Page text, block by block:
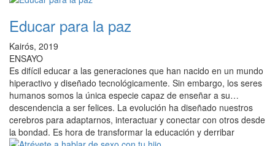
Educar para la paz
Kairós, 2019
ENSAYO
Es difícil educar a las generaciones que han nacido en un mundo
hiperactivo y diseñado tecnológicamente. Sin embargo, los seres
humanos somos la única especie capaz de enseñar a su
descendencia a ser felices. La evolución ha diseñado nuestros
cerebros para adaptarnos, interactuar y conectar con otros desde
la bondad. Es hora de transformar la educación y derribar
...